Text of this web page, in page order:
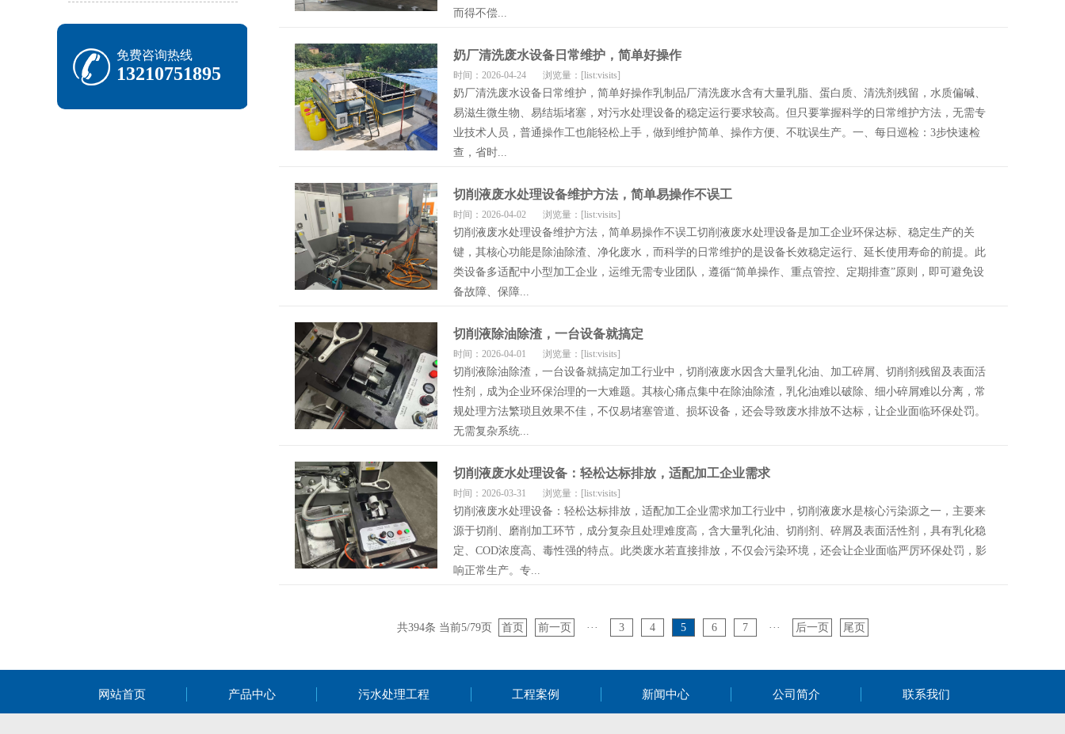
免费咨询热线
13210751895
而得不偿...
奶厂清洗废水设备日常维护，简单好操作
时间：2026-04-24 浏览量：[list:visits]
奶厂清洗废水设备日常维护，简单好操作乳制品厂清洗废水含有大量乳脂、蛋白质、清洗剂残留，水质偏碱、
易滋生微生物、易结垢堵塞，对污水处理设备的稳定运行要求较高。但只要掌握科学的日常维护方法，无需专
业技术人员，普通操作工也能轻松上手，做到维护简单、操作方便、不耽误生产。一、每日巡检：3步快速检
查，省时...
切削液废水处理设备维护方法，简单易操作不误工
时间：2026-04-02 浏览量：[list:visits]
切削液废水处理设备维护方法，简单易操作不误工切削液废水处理设备是加工企业环保达标、稳定生产的关
键，其核心功能是除油除渣、净化废水，而科学的日常维护的是设备长效稳定运行、延长使用寿命的前提。此
类设备多适配中小型加工企业，运维无需专业团队，遵循“简单操作、重点管控、定期排查”原则，即可避免设
备故障、保障...
切削液除油除渣，一台设备就搞定
时间：2026-04-01 浏览量：[list:visits]
切削液除油除渣，一台设备就搞定加工行业中，切削液废水因含大量乳化油、加工碎屑、切削剂残留及表面活
性剂，成为企业环保治理的一大难题。其核心痛点集中在除油除渣，乳化油难以破除、细小碎屑难以分离，常
规处理方法繁琐且效果不佳，不仅易堵塞管道、损坏设备，还会导致废水排放不达标，让企业面临环保处罚。
无需复杂系统...
切削液废水处理设备：轻松达标排放，适配加工企业需求
时间：2026-03-31 浏览量：[list:visits]
切削液废水处理设备：轻松达标排放，适配加工企业需求加工行业中，切削液废水是核心污染源之一，主要来
源于切削、磨削加工环节，成分复杂且处理难度高，含大量乳化油、切削剂、碎屑及表面活性剂，具有乳化稳
定、COD浓度高、毒性强的特点。此类废水若直接排放，不仅会污染环境，还会让企业面临严厉环保处罚，影
响正常生产。专...
共394条 当前5/79页 首页 前一页 ··· 3 4 5 6 7 ··· 后一页 尾页
网站首页 产品中心 污水处理工程 工程案例 新闻中心 公司简介 联系我们